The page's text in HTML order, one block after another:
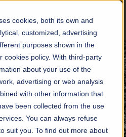
cookies, both its own and
customized, advertising
purposes shown in the
cookies policy. With third-party
about your use of the
advertising or web analysis
with other information that
been collected from the use
You can always refuse
suit you. To find out more about
a nivel